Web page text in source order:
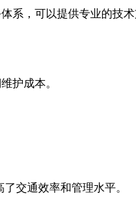
，可以提供专业的技术
护成本。
交通效率和管理水平。